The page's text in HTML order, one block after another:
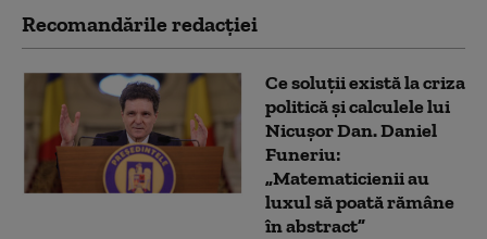
Recomandările redacţiei
Ce soluții există la criza
politică și calculele lui
Nicușor Dan. Daniel
Funeriu:
„Matematicienii au
luxul să poată rămâne
în abstract”